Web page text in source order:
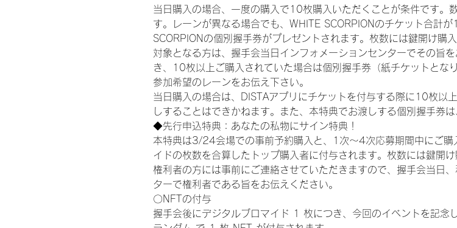
当日購入の場合、一度の購入で10枚購入いただくことが条件です。
す。レーンが異なる場合でも、WHITE SCORPIONのチケット合計
SCORPIONの個別握手券がプレゼントされます。枚数には鍵開け購入
対象となる方は、握手会当日インフォメーションセンターでその旨
き、10枚以上ご購入されていた場合は個別握手券（紙チケットとな
参加希望のレーンをお伝え下さい。
当日購入の場合は、DISTAアプリにチケットを付与する際に10枚以
しすることはできかねます。また、本特典でお渡しする個別握手券
◆先行申込特典：あなたの私物にサイン特典！
本特典は3/24会場での事前予約購入と、1次〜4次応募期間中にご
イドの枚数を合算したトップ購入者に付与されます。枚数には鍵開け
権利者の方には事前にご連絡させていただきますので、握手会当日
ターで権利者である旨をお伝えください。
〇NFTの付与
握手会後にデジタルブロマイド 1 枚につき、今回のイベントを記念